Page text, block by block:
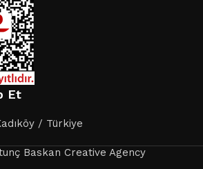
Et
/ Türkiye
Baskan Creative Agency